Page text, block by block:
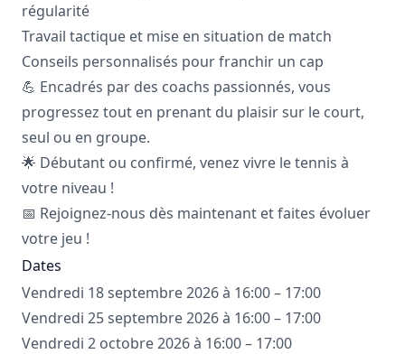
régularité
Travail tactique et mise en situation de match
Conseils personnalisés pour franchir un cap
💪 Encadrés par des coachs passionnés, vous
progressez tout en prenant du plaisir sur le court,
seul ou en groupe.
🌟 Débutant ou confirmé, venez vivre le tennis à
votre niveau !
📅 Rejoignez-nous dès maintenant et faites évoluer
votre jeu !
Dates
Vendredi 18 septembre 2026 à 16:00 – 17:00
Vendredi 25 septembre 2026 à 16:00 – 17:00
Vendredi 2 octobre 2026 à 16:00 – 17:00